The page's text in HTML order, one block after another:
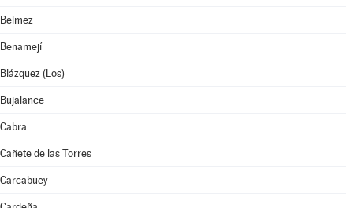
Belmez
Benamejí
Blázquez (Los)
Bujalance
Cabra
Cañete de las Torres
Carcabuey